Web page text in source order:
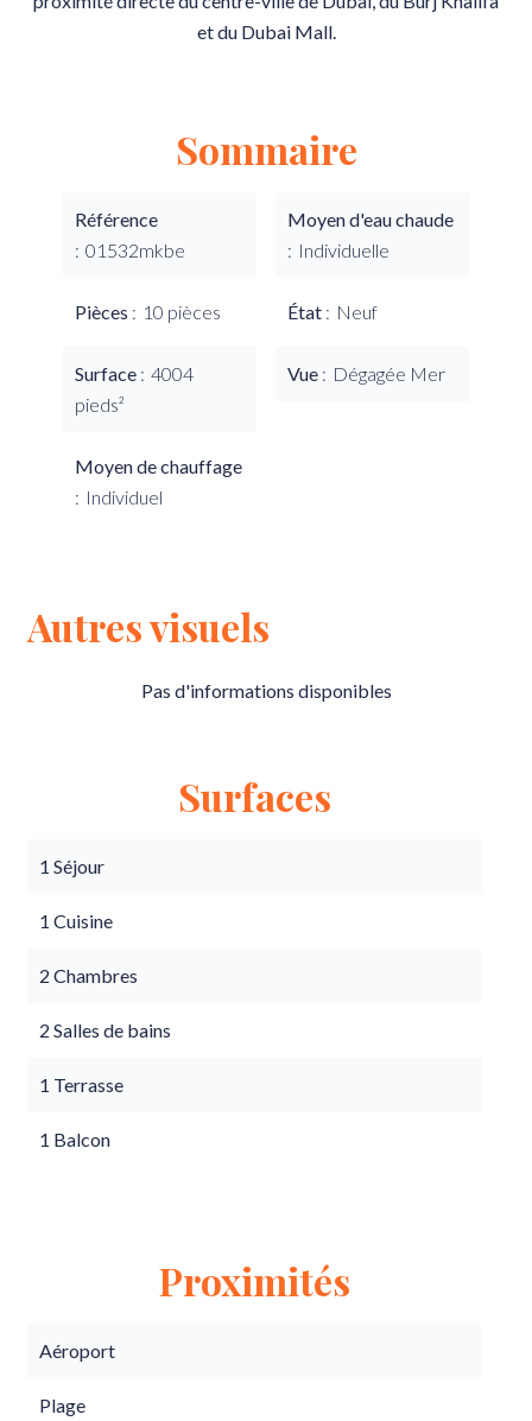
et du Dubai Mall.
Sommaire
Référence
01532mkbe
Pièces 10 pièces
Surface
4004
pieds²
Moyen de chauffage
Individuel
Moyen d'eau chaude
Individuelle
État Neuf
Vue Dégagée Mer
Autres visuels
Pas d'informations disponibles
Surfaces
1 Séjour
1 Cuisine
2 Chambres
2 Salles de bains
1 Terrasse
1 Balcon
Proximités
Aéroport
Plage